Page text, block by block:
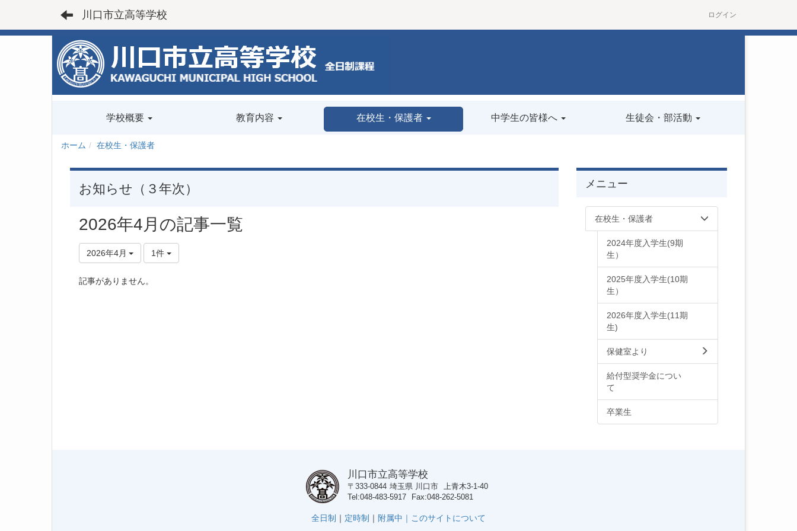
川口市立高等学校 ログイン
学校概要 教育内容 在校生・保護者 中学生の皆様へ 生徒会・部活動
ホーム 在校生・保護者
お知らせ（３年次）
2026年4月の記事一覧
2026年4月 1件
記事がありません。
メニュー
在校生・保護者
2024年度入学生(9期
生）
2025年度入学生(10期
生）
2026年度入学生(11期
生)
保健室より
給付型奨学金につい
て
卒業生
川口市立高等学校
〒333-0844 埼玉県 川口市 上青木3-1-40
Tel 048-483-5917 Fax 048-262-5081
全日制 ｜ 定時制 ｜ 附属中｜ このサイトについて